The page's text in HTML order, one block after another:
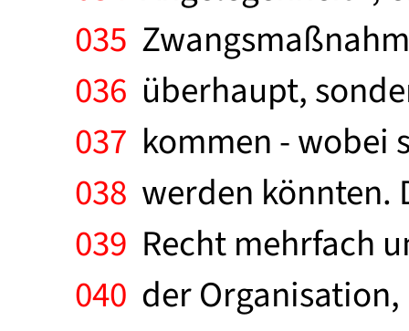
035
036 überhaupt,
037 kommen - wobei
038 werden könnten.
039 Recht mehrfach
040 der